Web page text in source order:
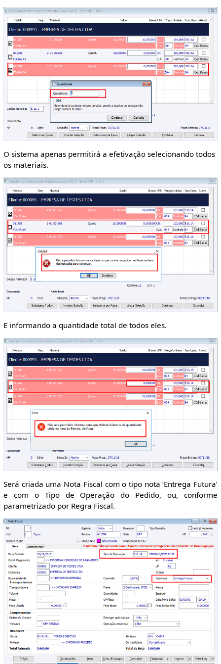
O sistema apenas permitirá a efetivação selecionando todos
os materiais.
E informando a quantidade total de todos eles.
Será criada uma Nota Fiscal com o tipo nota ‘Entrega Futura’
e com o Tipo de Operação do Pedido, ou, conforme
parametrizado por Regra Fiscal.